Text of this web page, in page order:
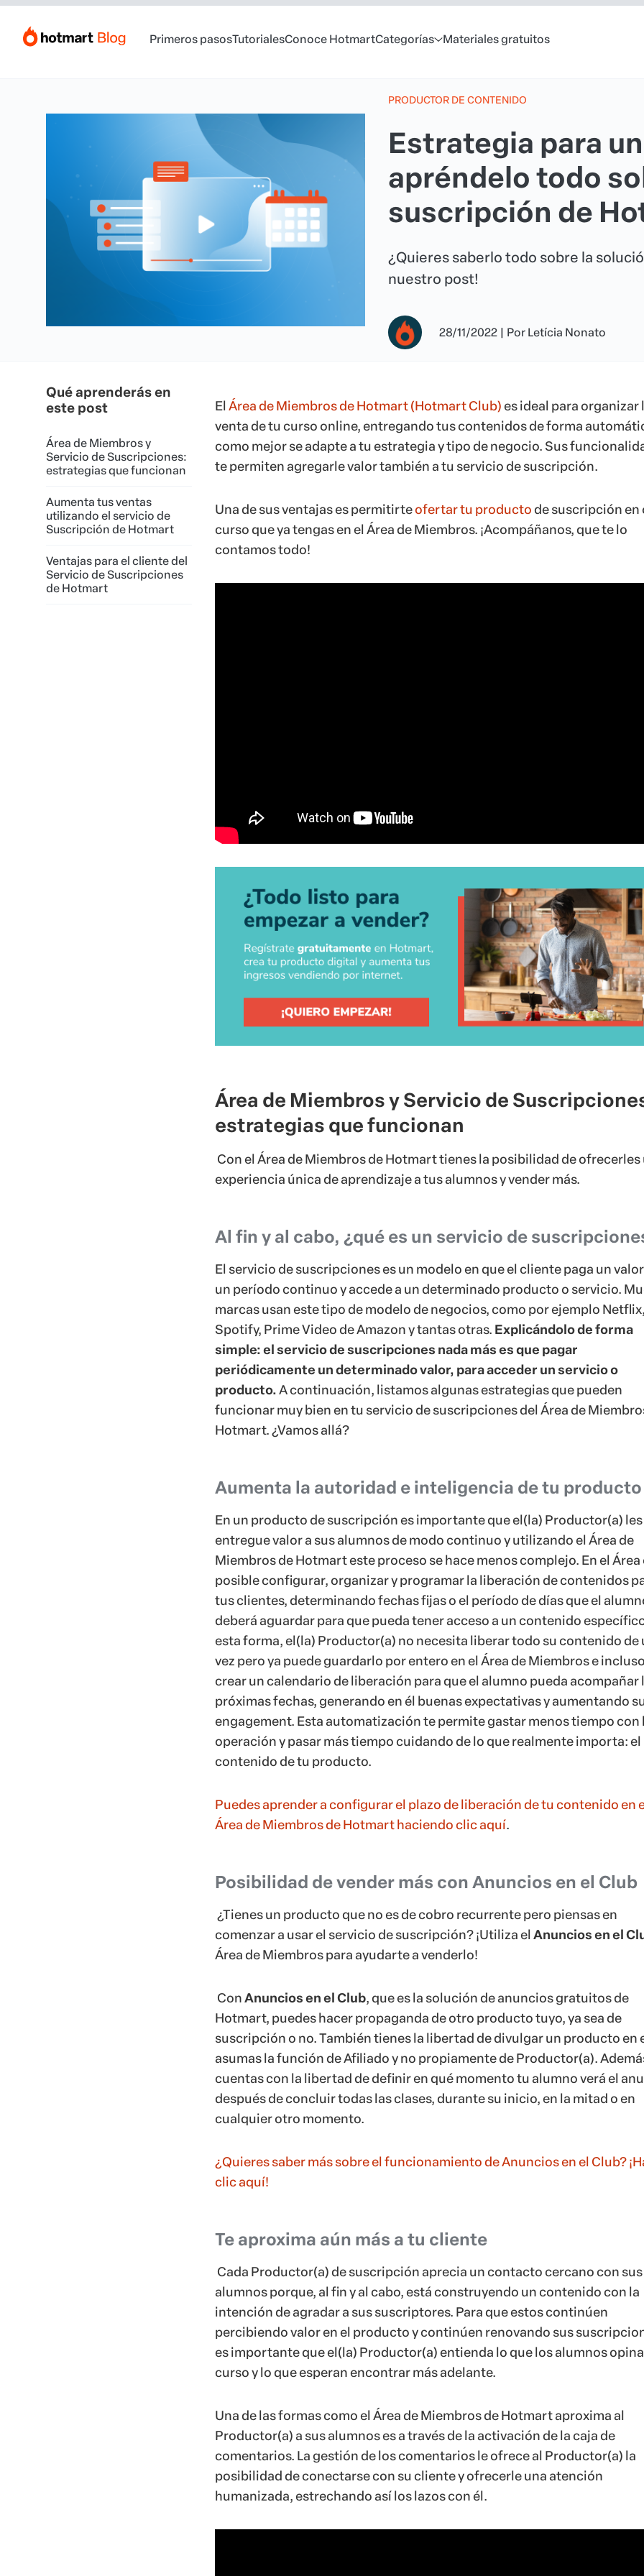
Primeros pasosTutorialesConoce HotmartCategorías Materiales gratuitos
PRODUCTOR DE CONTENIDO
Estrategia para
apréndelo todo
suscripción de
¿Quieres saberlo todo sobre la
nuestro post!
28/11/2022 | Por Letícia Nonato
Qué aprenderás en
este post
Área de Miembros y
Servicio de Suscripciones:
estrategias que funcionan
Aumenta tus ventas
utilizando el servicio de
Suscripción de Hotmart
Ventajas para el cliente del
Servicio de Suscripciones
de Hotmart
El Área de Miembros de Hotmart (Hotmart Club)es ideal para organizar
venta de tu curso online, entregando tus contenidos de forma
como mejor se adapte a tu estrategia y tipo de negocio. Sus
te permiten agregarle valor también a tu servicio de suscripción.
Una de sus ventajas es permitirteofertar tu productode suscripción en
curso que ya tengas en el Área de Miembros. ¡Acompáñanos, que te lo
contamos todo!
Área de Miembros y Servicio de
estrategias que funcionan
Con el Área de Miembros de Hotmart tienes la posibilidad de ofrecerles
experiencia única de aprendizaje a tus alumnos y vender más.
El servicio de suscripciones es un modelo en que el cliente paga un valor
un período continuo y accede a un determinado producto o servicio.
Spotify, Prime Video de Amazon y tantas otras.Explicándolo de forma
simple: el servicio de suscripciones nada más es que pagar
producto.
funcionar muy bien en tu servicio de suscripciones del Área de Miembros
Hotmart. ¿Vamos allá?
Aumenta la autoridad e inteligencia de tu producto
En un producto de suscripción es importante que el(la) Productor(a) les
entregue valor a sus alumnos de modo continuo y utilizando el Área de
Miembros de Hotmart este proceso se hace menos complejo. En el Área
posible configurar, organizar y programar la liberación de contenidos
tus clientes, determinando fechas fijas o el período de días que el alumno
vez pero ya puede guardarlo por entero en el Área de Miembros e incluso
crear un calendario de liberación para que el alumno pueda acompañar
próximas fechas, generando en él buenas expectativas y aumentando su
engagement. Esta automatización te permite gastar menos tiempo con
operación y pasar más tiempo cuidando de lo que realmente importa: el
contenido de tu producto.
Puedes aprender a configurar el plazo de liberación de tu contenido en
Área de Miembros de Hotmart haciendo clic aquí.
Posibilidad de vender más con Anuncios en el Club
¿Tienes un producto que no es de cobro recurrente pero piensas en
comenzar a usar el servicio de suscripción? ¡Utiliza el
Con Anuncios en el Club, que es la solución de anuncios gratuitos de
suscripción o no. También tienes la libertad de divulgar un producto en
asumas la función de Afiliado y no propiamente de Productor(a). Además,
cuentas con la libertad de definir en qué momento tu alumno verá el
después de concluir todas las clases, durante su inicio, en la mitad o en
cualquier otro momento.
¿Quieres saber más sobre el funcionamiento de Anuncios en el Club?
clic aquí!
Te aproxima aún más a tu cliente
Cada Productor(a) de suscripción aprecia un contacto cercano con sus
alumnos porque, al fin y al cabo, está construyendo un contenido con la
percibiendo valor en el producto y continúen renovando sus
es importante que el(la) Productor(a) entienda lo que los alumnos
Una de las formas como el Área de Miembros de Hotmart aproxima al
Productor(a) a sus alumnos es a través de la activación de la caja de
comentarios. La gestión de los comentarios le ofrece al Productor(a) la
posibilidad de conectarse con su cliente y ofrecerle una atención
humanizada, estrechando así los lazos con él.